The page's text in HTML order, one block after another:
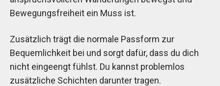
Bewegungsfreiheit ein Muss ist.
Zusätzlich trägt die normale Passform zur
Bequemlichkeit bei und sorgt dafür, dass du dich
nicht eingeengt fühlst. Du kannst problemlos
zusätzliche Schichten darunter tragen.